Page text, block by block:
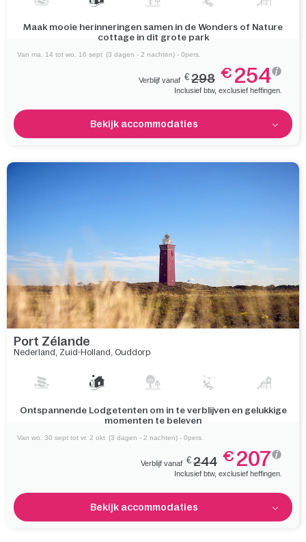
Geniet van 2 grote meren, met Nationaal Park Bosland en de
Lommelse Sahara vlakbij
Van ma. 14 tot wo. 16 sept (3 dagen - 2 nachten) - 0pers.
Verblijf vanaf € 298 € 254
Inclusief btw, exclusief heffingen.
Bekijk accommodaties
Port Zélande
Nederland , Zuid-Holland , Ouddorp
Verken de charmante Zeeuwse kust en het Grevelingenmeer
naast het park
Van wo. 30 sept tot vr. 2 okt (3 dagen - 2 nachten) - 0pers.
Verblijf vanaf € 244 € 207
Inclusief btw, exclusief heffingen.
Bekijk accommodaties